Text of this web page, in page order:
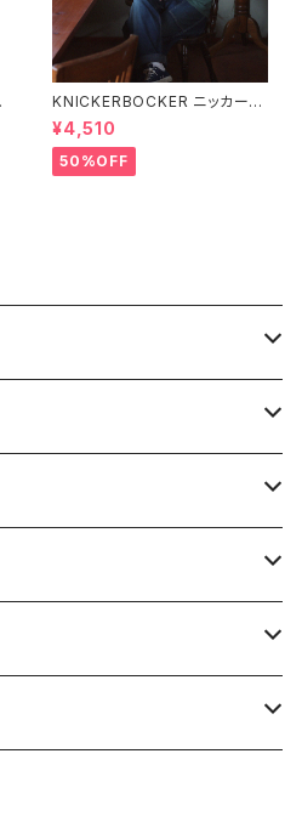
KNICKERBOCKER ニッカーボ
ッカー GREEN ハンプトン Tシ
ャツ
¥4,510
50%OFF
LEATHER